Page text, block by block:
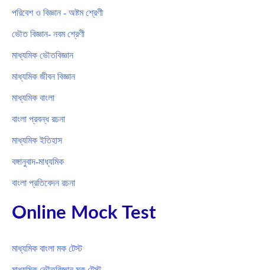
পরিবেশ ও বিজ্ঞান - অষ্টম শ্রেণী
ভৌত বিজ্ঞান- নবম শ্রেণী
মাধ্যমিক ভৌতবিজ্ঞান
মাধ্যমিক জীবন বিজ্ঞান
মাধ্যমিক বাংলা
বাংলা প্রবন্ধ রচনা
মাধ্যমিক ইতিহাস
বঙ্গানুবাদ-মাধ্যমিক
বাংলা প্রতিবেদন রচনা
Online Mock Test
মাধ্যমিক বাংলা মক টেস্ট